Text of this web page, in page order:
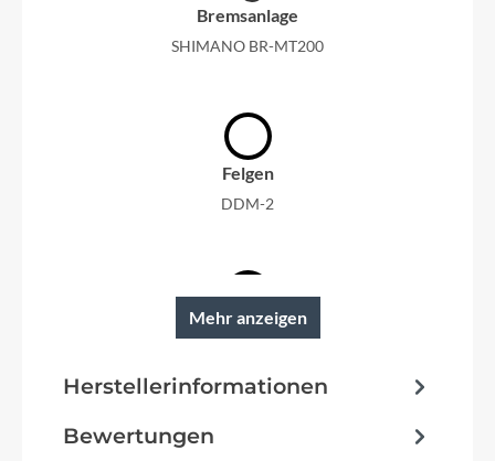
Bremsanlage
SHIMANO BR-MT200
Felgen
DDM-2
Reifen
BULLS Pedale
Mehr anzeigen
Herstellerinformationen
Bewertungen